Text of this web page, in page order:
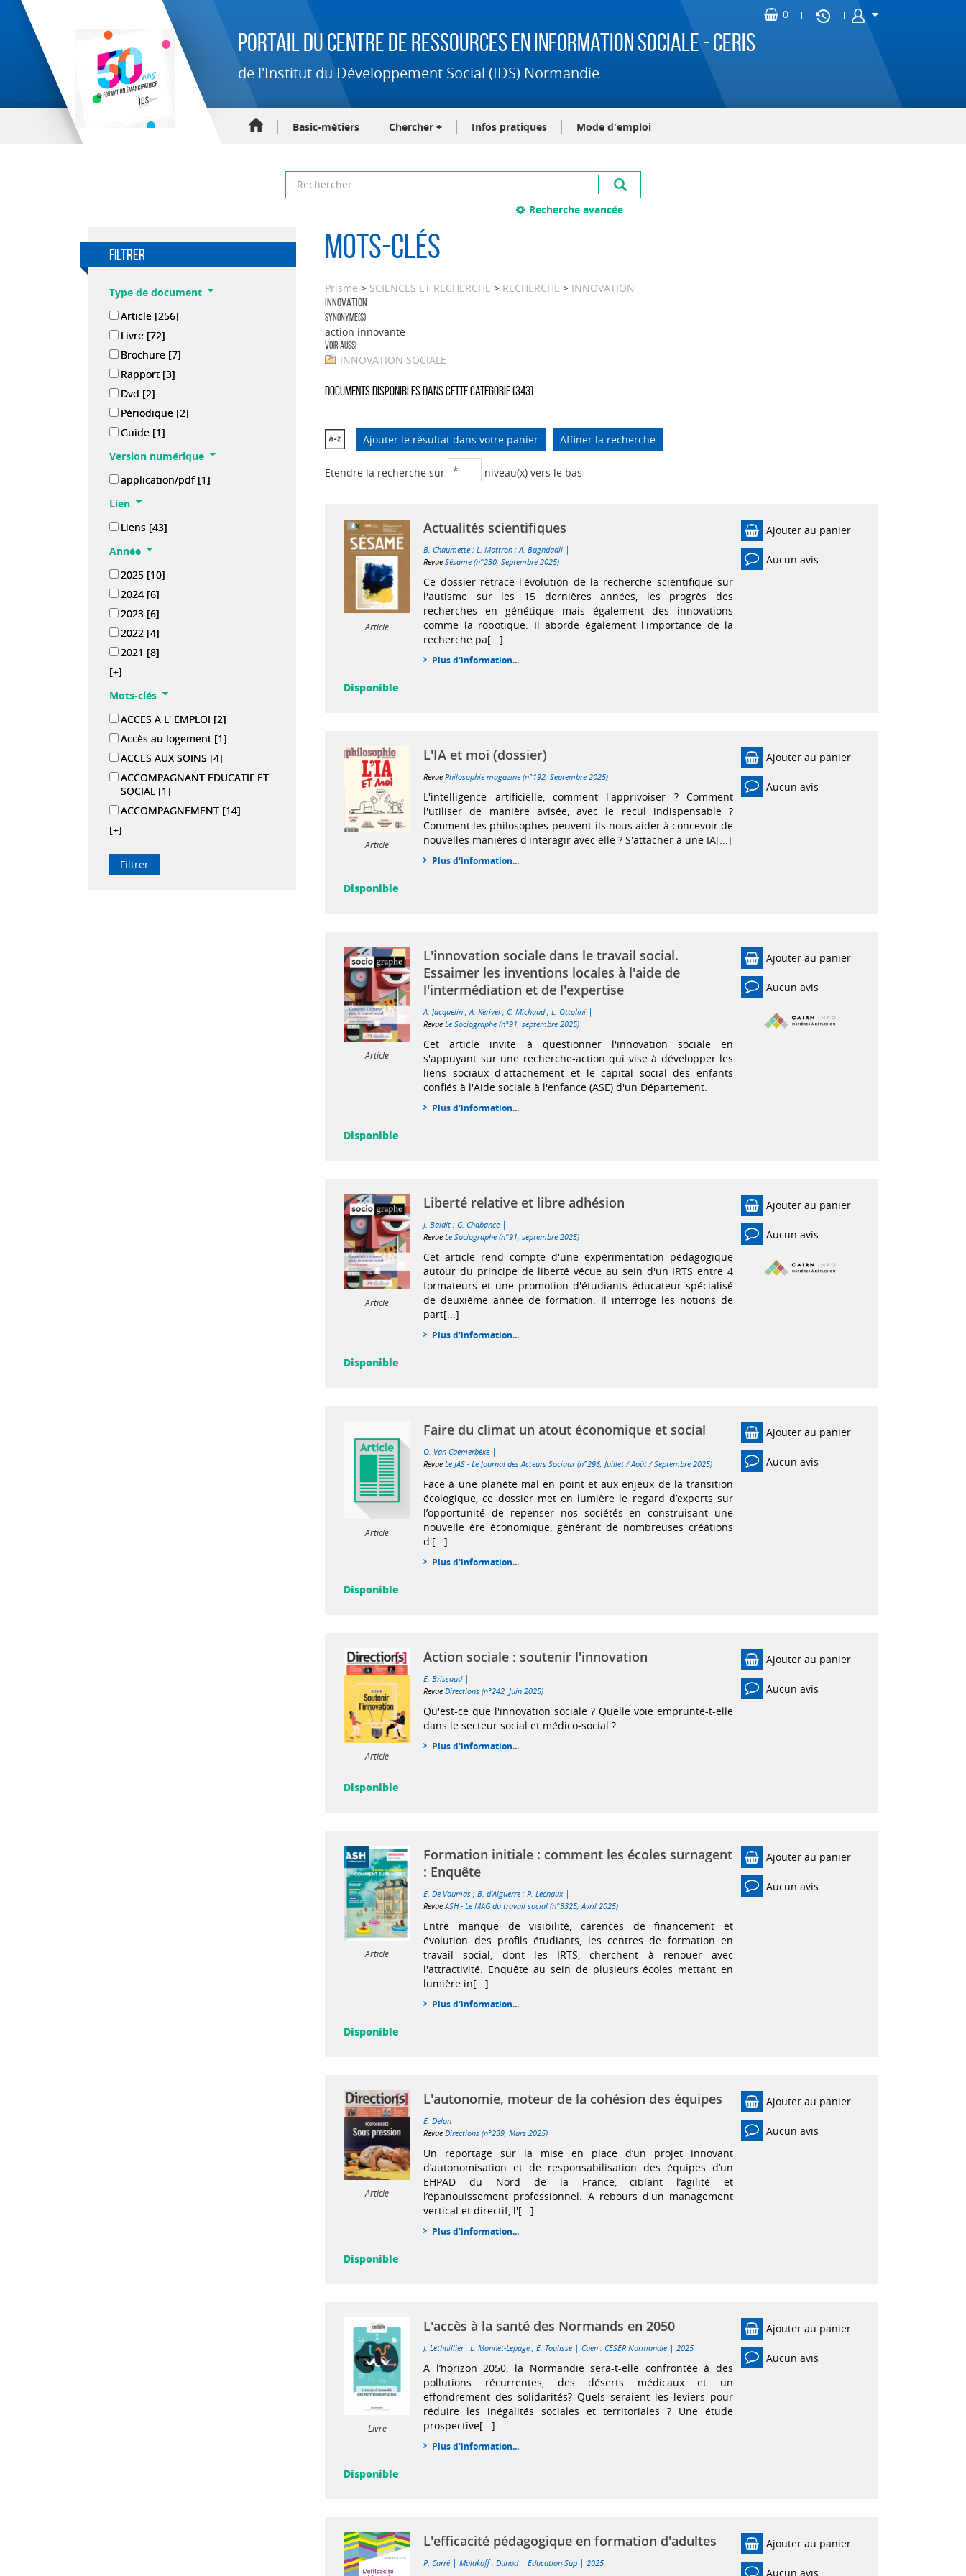
Portail du Centre de Ressources en Information Sociale - CERIS
de l'Institut du Développement Social (IDS) Normandie
Basic-métiers Chercher + Infos pratiques Mode d'emploi
Recherche avancée
filtrer
Type de document
Article [256]
Livre [72]
Brochure [7]
Rapport [3]
Dvd [2]
Périodique [2]
Guide [1]
Version numérique
application/pdf [1]
Lien
Liens [43]
Année
2025 [10]
2024 [6]
2023 [6]
2022 [4]
2021 [8]
[+]
Mots-clés
ACCES A L' EMPLOI [2]
Accès au logement [1]
ACCES AUX SOINS [4]
ACCOMPAGNANT EDUCATIF ET
SOCIAL [1]
ACCOMPAGNEMENT [14]
[+]
Mots-clés
Prisme > SCIENCES ET RECHERCHE > RECHERCHE > INNOVATION
INNOVATION
Synonyme(s)
action innovante
Voir aussi
INNOVATION SOCIALE
Documents disponibles dans cette catégorie (343)
Ajouter le résultat dans votre panier Affiner la recherche
Etendre la recherche sur niveau(x) vers le bas
Article
Actualités scientifiques
B. Chaumette ;L. Mottron ;A. Baghdadli |
RevueSésame (n°230, Septembre 2025)
Ce dossier retrace l'évolution de la recherche scientifique sur
l'autisme sur les 15 dernières années, les progrès des
recherches en génétique mais également des innovations
comme la robotique. Il aborde également l'importance de la
recherche pa[...]
Plus d'information...
Ajouter au panier
Aucun avis
Disponible
Article
L'IA et moi (dossier)
RevuePhilosophie magazine (n°192, Septembre 2025)
L'intelligence artificielle, comment l'apprivoiser ? Comment
l'utiliser de manière avisée, avec le recul indispensable ?
Comment les philosophes peuvent-ils nous aider à concevoir de
nouvelles manières d'interagir avec elle ? S'attacher à une IA[...]
Plus d'information...
Ajouter au panier
Aucun avis
Disponible
Article
L'innovation sociale dans le travail social.
Essaimer les inventions locales à l'aide de
l'intermédiation et de l'expertise
A. Jacquelin ;A. Kerivel ;C. Michaud;L. Ottolini |
RevueLe Sociographe (n°91, septembre 2025)
Cet article invite à questionner l'innovation sociale en
s'appuyant sur une recherche-action qui vise à développer les
liens sociaux d'attachement et le capital social des enfants
confiés à l'Aide sociale à l'enfance (ASE) d'un Département.
Plus d'information...
Ajouter au panier
Aucun avis
Disponible
Article
Liberté relative et libre adhésion
J. Baldit ;G. Chabance |
RevueLe Sociographe (n°91, septembre 2025)
Cet article rend compte d'une expérimentation pédagogique
autour du principe de liberté vécue au sein d'un IRTS entre 4
formateurs et une promotion d'étudiants éducateur spécialisé
de deuxième année de formation. Il interroge les notions de
part[...]
Plus d'information...
Ajouter au panier
Aucun avis
Disponible
Article
Faire du climat un atout économique et social
O. Van Caemerbèke |
RevueLe JAS - Le Journal des Acteurs Sociaux (n°296, Juillet / Août / Septembre 2025)
Face à une planète mal en point et aux enjeux de la transition
écologique, ce dossier met en lumière le regard d’experts sur
l’opportunité de repenser nos sociétés en construisant une
nouvelle ère économique, générant de nombreuses créations
d'[...]
Plus d'information...
Ajouter au panier
Aucun avis
Disponible
Article
Action sociale : soutenir l'innovation
E. Brissaud |
RevueDirections (n°242, Juin 2025)
Qu'est-ce que l'innovation sociale ? Quelle voie emprunte-t-elle
dans le secteur social et médico-social ?
Plus d'information...
Ajouter au panier
Aucun avis
Disponible
Article
Formation initiale : comment les écoles surnagent
: Enquête
E. De Vaumas ;B. d'Alguerre ;P. Lechaux |
RevueASH - Le MAG du travail social (n°3325, Avril 2025)
Entre manque de visibilité, carences de financement et
évolution des profils étudiants, les centres de formation en
travail social, dont les IRTS, cherchent à renouer avec
l'attractivité. Enquête au sein de plusieurs écoles mettant en
lumière in[...]
Plus d'information...
Ajouter au panier
Aucun avis
Disponible
Article
L'autonomie, moteur de la cohésion des équipes
E. Delon |
RevueDirections (n°239, Mars 2025)
Un reportage sur la mise en place d’un projet innovant
d’autonomisation et de responsabilisation des équipes d’un
EHPAD du Nord de la France, ciblant l’agilité et
l’épanouissement professionnel. A rebours d'un management
vertical et directif, l'[...]
Plus d'information...
Ajouter au panier
Aucun avis
Disponible
Livre
L'accès à la santé des Normands en 2050
J. Lethuillier;L. Monnet-Lepage ;E. Toulisse |Caen : CESER Normandie |2025
A l’horizon 2050, la Normandie sera-t-elle confrontée à des
pollutions récurrentes, des déserts médicaux et un
effondrement des solidarités? Quels seraient les leviers pour
réduire les inégalités sociales et territoriales ? Une étude
prospective[...]
Plus d'information...
Ajouter au panier
Aucun avis
Disponible
L'efficacité pédagogique en formation d'adultes
P. Carré |Malakoff : Dunod|Education Sup |2025
Ajouter au panier
Aucun avis